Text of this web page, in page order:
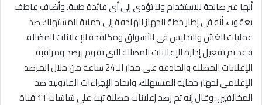
أنها غير صالحة للاستخدام ولا تؤدى إلى أى فائدة طبية. وأضاف عاطف
يعقوب، أنه فى إطار خطة الجهاز الهادفة إلى حماية المستهلك ضد
عمليات الغش والتدليس فى الأسواق ومكافحة الإعلانات المضللة،
فقد تم تفعيل إدارة الإعلانات المضللة التى تقوم برصد ومراقبة
الإعلانات المضللة والخادعة على مدار الـ 24 ساعة من خلال المرصد
الإعلامى لجهاز حماية المستهلك، واتخاذ الإجراءات القانونية ضد
المخالفين. وقال إنه تم رصد إعلانات مضللة تبث على شاشات 11 قناة